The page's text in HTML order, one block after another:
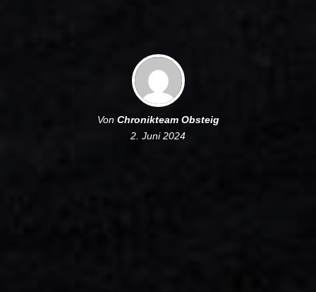
Von Chronikteam Obsteig
2. Juni 2024